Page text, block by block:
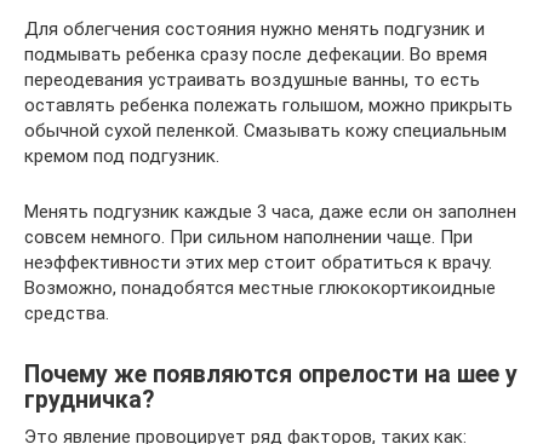
Для облегчения состояния нужно менять подгузник и
подмывать ребенка сразу после дефекации. Во время
переодевания устраивать воздушные ванны, то есть
оставлять ребенка полежать голышом, можно прикрыть
обычной сухой пеленкой. Смазывать кожу специальным
кремом под подгузник.
Менять подгузник каждые 3 часа, даже если он заполнен
совсем немного. При сильном наполнении чаще. При
неэффективности этих мер стоит обратиться к врачу.
Возможно, понадобятся местные глюкокортикоидные
средства.
Почему же появляются опрелости на шее у
грудничка?
Это явление провоцирует ряд факторов, таких как: